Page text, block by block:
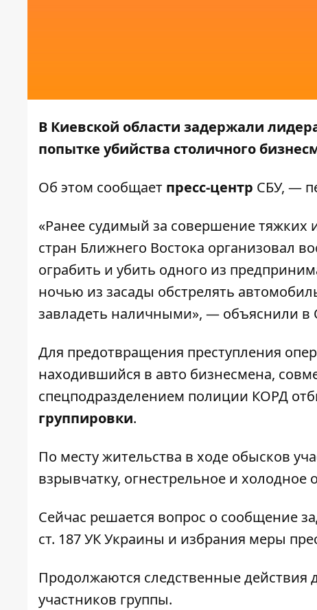
В Киевской области задержали
попытке убийства столичного
Об этом сообщает пресс-центр СБУ, —
«Ранее судимый за совершение тяжких
стран Ближнего Востока организовал
ограбить и убить одного из
ночью из засады обстрелять
завладеть наличными», — объяснили в
Для предотвращения преступления
находившийся в авто бизнесмена,
спецподразделением полиции КОРД
группировки.
По месту жительства в ходе обысков
взрывчатку, огнестрельное и холодное
Сейчас решается вопрос о сообщение
ст. 187 УК Украины и избрания меры
Продолжаются следственные действия
участников группы.